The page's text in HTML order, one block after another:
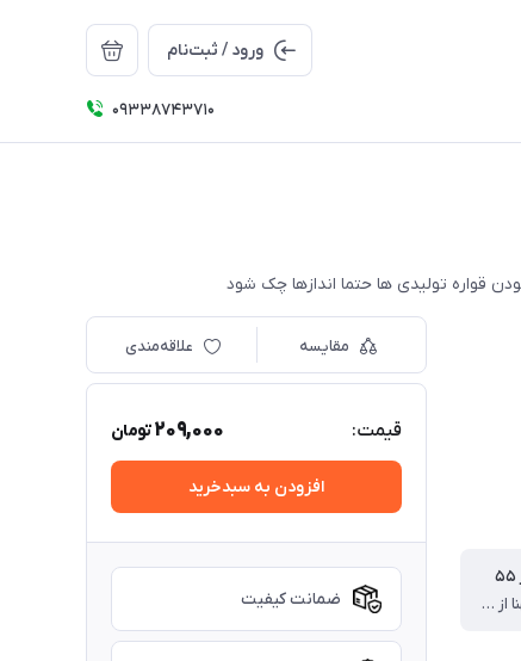
ورود / ثبت‌نام
09338743710
قد بلوز ۵۵ پهنا از یکطرف ۳۸ قد آستین از دوخت سرشانه ۴۵ سانت،قدشلوار ۷۸ سانت
مقایسه علاقه‌مندی
قیمت: 209,000تومان
افزودن به سبدخرید
ضمانت کیفیت